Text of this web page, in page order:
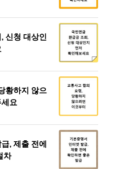
신청 대상인
황하지 않으
요
, 제출 전에
차